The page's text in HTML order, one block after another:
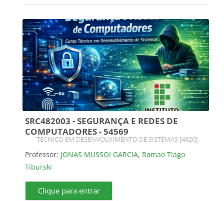
SRC482003 - SEGURANÇA E REDES DE
COMPUTADORES - 54569
Categoria do curso
TÉCNICO EM DESENVOLVIMENTO DE SISTEMAS [4820]
Professor: JONAS MUSSOI GARCIA, Ramao Tiago
Tiburski
Clique para entrar